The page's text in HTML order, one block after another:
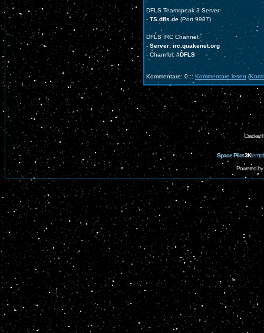
DFLS Teamspeak 3 Server:
- TS.dfls.de (Port 9987)
DFLS IRC Channel:
- Server: irc.quakenet.org
- Channel:#DFLS
Kommentare: 0 :: Kommentare lesen (
Space Pilot3K
Powered by